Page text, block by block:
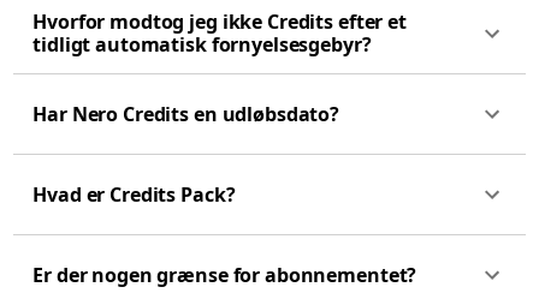
Hvorfor modtog jeg ikke Credits efter et
tidligt automatisk fornyelsesgebyr?
Har Nero Credits en udløbsdato?
Hvad er Credits Pack?
Er der nogen grænse for abonnementet?